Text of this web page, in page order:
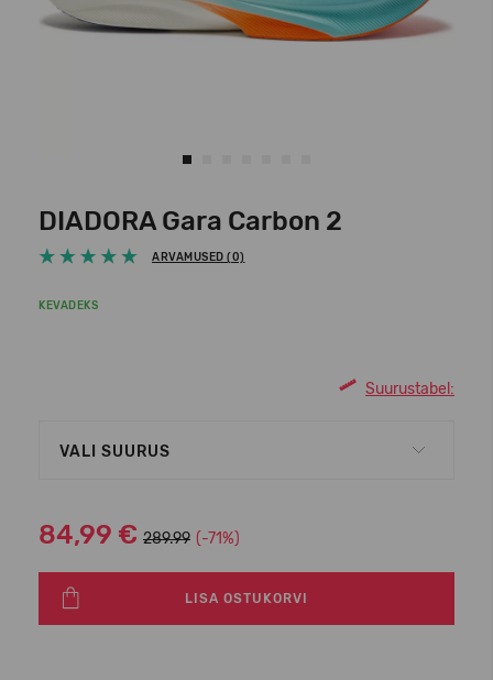
DIADORA Gara Carbon 2
ARVAMUSED (0)
KEVADEKS
Suurustabel:
VALI SUURUS
84,99 € 289.99 (-71%)
LISA OSTUKORVI